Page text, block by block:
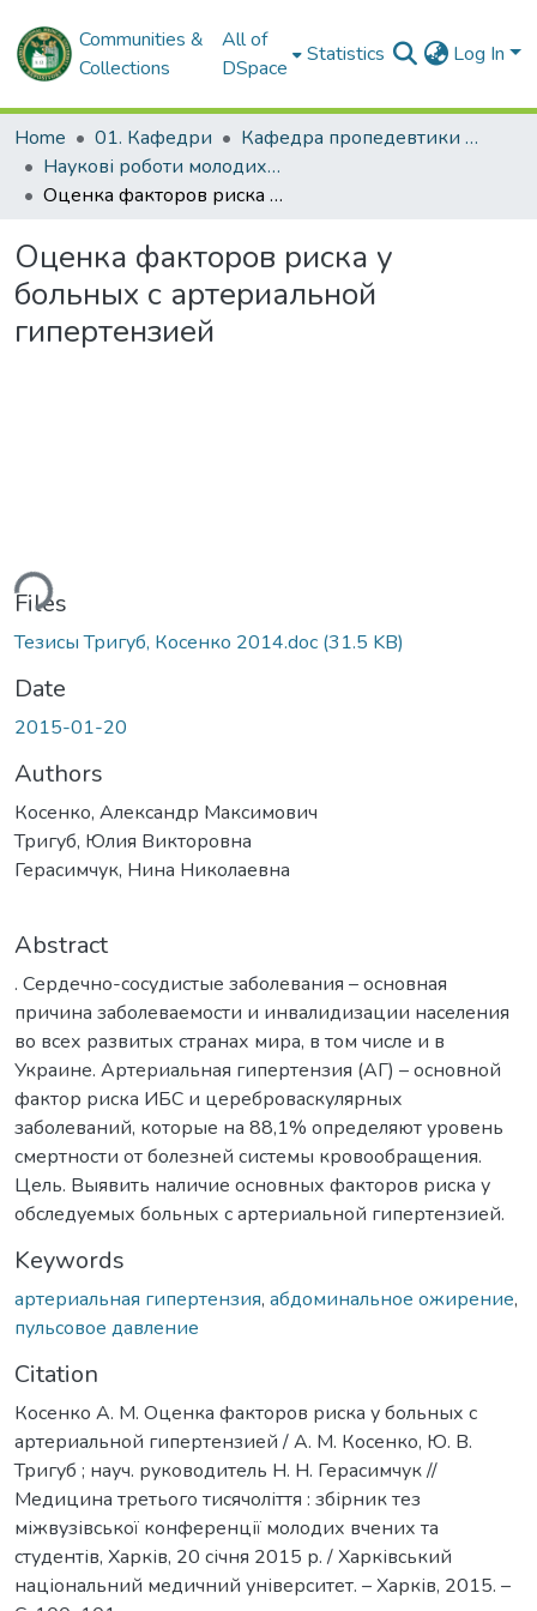
Communities &
Collections
All of
DSpace
Statistics Log In
Home 01. Кафедри
Кафедра пропедевтики внутрішньої медицини № 1, основ біоетики та біобезпеки
Наукові роботи молодих дослідників. Кафедра пропедевтики внутрішньої медицини № 1, основ біоетики та біобезпеки
Оценка факторов риска у больных с артериальной гипертензией
Оценка факторов риска у
больных с артериальной
гипертензией
Files
Тезисы Тригуб, Косенко 2014.doc (31.5 KB)
Date
2015-01-20
Authors
Косенко, Александр Максимович
Тригуб, Юлия Викторовна
Герасимчук, Нина Николаевна
Abstract
. Сердечно-сосудистые заболевания – основная
причина заболеваемости и инвалидизации населения
во всех развитых странах мира, в том числе и в
Украине. Артериальная гипертензия (АГ) – основной
фактор риска ИБС и цереброваскулярных
заболеваний, которые на 88,1% определяют уровень
смертности от болезней системы кровообращения.
Цель. Выявить наличие основных факторов риска у
обследуемых больных с артериальной гипертензией.
Keywords
артериальная гипертензия, абдоминальное ожирение,
пульсовое давление
Citation
Косенко А. М. Оценка факторов риска у больных с
артериальной гипертензией / А. М. Косенко, Ю. В.
Тригуб ; науч. руководитель Н. Н. Герасимчук //
Медицина третього тисячоліття : збірник тез
міжвузівської конференції молодих вчених та
студентів, Харків, 20 січня 2015 р. / Харківський
національний медичний університет. – Харків, 2015. –